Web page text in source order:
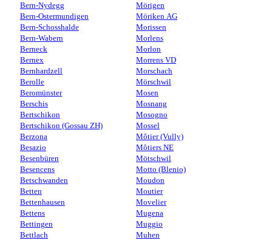
Bern-Nydegg
Bern-Ostermundigen
Bern-Schosshalde
Bern-Wabern
Berneck
Bernex
Bernhardzell
Berolle
Beromünster
Berschis
Bertschikon
Bertschikon (Gossau ZH)
Berzona
Besazio
Besenbüren
Besencens
Betschwanden
Betten
Bettenhausen
Bettens
Bettingen
Bettlach
Mörigen
Möriken AG
Morissen
Morlens
Morlon
Morrens VD
Morschach
Mörschwil
Mosen
Mosnang
Mosogno
Mossel
Môtier (Vully)
Môtiers NE
Mötschwil
Motto (Blenio)
Moudon
Moutier
Movelier
Mugena
Muggio
Muhen